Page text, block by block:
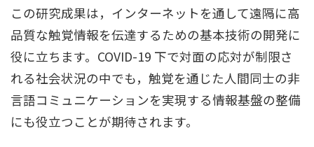
この研究成果は，インターネットを通して遠隔に高
品質な触覚情報を伝達するための基本技術の開発に
役に立ちます。COVID-19 下で対面の応対が制限さ
れる社会状況の中でも，触覚を通じた人間同士の非
言語コミュニケーションを実現する情報基盤の整備
にも役立つことが期待されます。